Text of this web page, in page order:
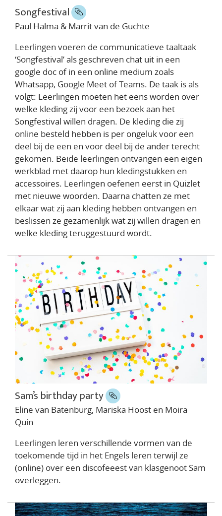
Songfestival
Paul Halma & Marrit van de Guchte
Leerlingen voeren de communicatieve taaltaak
‘Songfestival’ als geschreven chat uit in een
google doc of in een online medium zoals
Whatsapp, Google Meet of Teams. De taak is als
volgt: Leerlingen moeten het eens worden over
welke kleding zij voor een bezoek aan het
Songfestival willen dragen. De kleding die zij
online besteld hebben is per ongeluk voor een
deel bij de een en voor deel bij de ander terecht
gekomen. Beide leerlingen ontvangen een eigen
werkblad met daarop hun kledingstukken en
accessoires. Leerlingen oefenen eerst in Quizlet
met nieuwe woorden. Daarna chatten ze met
elkaar wat zij aan kleding hebben ontvangen en
beslissen ze gezamenlijk wat zij willen dragen en
welke kleding teruggestuurd wordt.
Sam’s birthday party
Eline van Batenburg, Mariska Hoost en Moira
Quin
Leerlingen leren verschillende vormen van de
toekomende tijd in het Engels leren terwijl ze
(online) over een discofeeest van klasgenoot Sam
overleggen.